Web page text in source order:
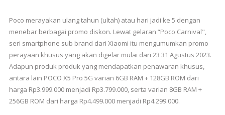
Poco merayakan ulang tahun (ultah) atau hari jadi ke 5 dengan
menebar berbagai promo diskon. Lewat gelaran “Poco Carnival",
seri smartphone sub brand dari Xiaomi itu mengumumkan promo
perayaan khusus yang akan digelar mulai dari 23 31 Agustus 2023.
Adapun produk produk yang mendapatkan penawaran khusus,
antara lain POCO X5 Pro 5G varian 6GB RAM + 128GB ROM dari
harga Rp3.999.000 menjadi Rp3.799.000, serta varian 8GB RAM +
256GB ROM dari harga Rp4.499.000 menjadi Rp4.299.000.